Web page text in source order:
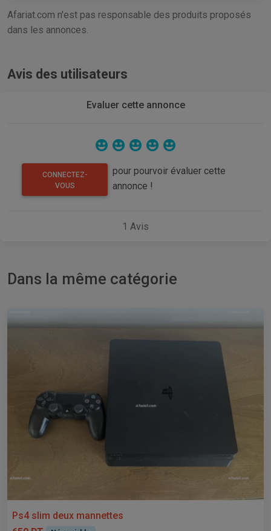
Afariat.com n'est pas responsable des produits proposés
dans les annonces.
Avis des utilisateurs
Evaluer cette annonce
CONNECTEZ-
VOUS
pour pourvoir évaluer cette
annonce !
1 Avis
Dans la même catégorie
Ps4 slim deux mannettes